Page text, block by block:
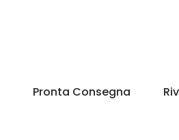
Pronta Consegna